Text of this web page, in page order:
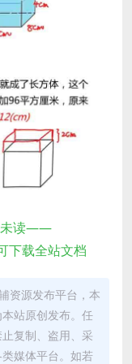
读——
下载全站文档
资源发布平台，本
站原创发布。任
复制、盗用、采
媒体平台。如若